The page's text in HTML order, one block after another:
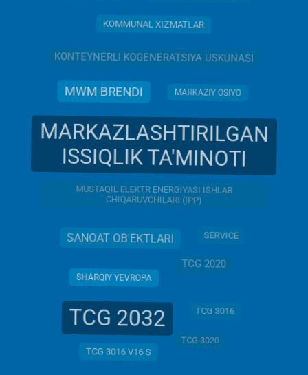
KOMMUNAL XIZMATLAR
KONTEYNERLI KOGENERATSIYA USKUNASI
MWM BRENDI MARKAZIY OSIYO
MARKAZLASHTIRILGAN
ISSIQLIK TA'MINOTI
MUSTAQIL ELEKTR ENERGIYASI ISHLAB
CHIQARUVCHILARI (IPP)
SANOAT OB'EKTLARI SERVICE
SHARQIY YEVROPA
TCG 2020
TCG 2032 TCG 3016
TCG 3016 V16 S
TCG 3020